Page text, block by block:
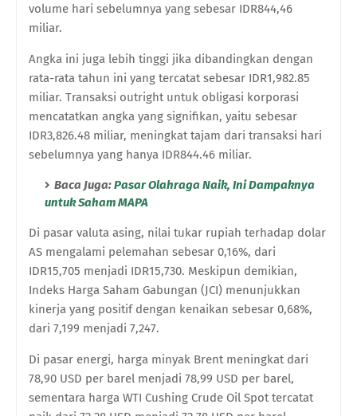
volume hari sebelumnya yang sebesar IDR844,46
miliar.
Angka ini juga lebih tinggi jika dibandingkan dengan
rata-rata tahun ini yang tercatat sebesar IDR1,982.85
miliar. Transaksi outright untuk obligasi korporasi
mencatatkan angka yang signifikan, yaitu sebesar
IDR3,826.48 miliar, meningkat tajam dari transaksi hari
sebelumnya yang hanya IDR844.46 miliar.
Baca Juga:Pasar Olahraga Naik, Ini Dampaknya
untuk Saham MAPA
Di pasar valuta asing, nilai tukar rupiah terhadap dolar
AS mengalami pelemahan sebesar 0,16%, dari
IDR15,705 menjadi IDR15,730. Meskipun demikian,
Indeks Harga Saham Gabungan (JCI) menunjukkan
kinerja yang positif dengan kenaikan sebesar 0,68%,
dari 7,199 menjadi 7,247.
Di pasar energi, harga minyak Brent meningkat dari
78,90 USD per barel menjadi 78,99 USD per barel,
sementara harga WTI Cushing Crude Oil Spot tercatat